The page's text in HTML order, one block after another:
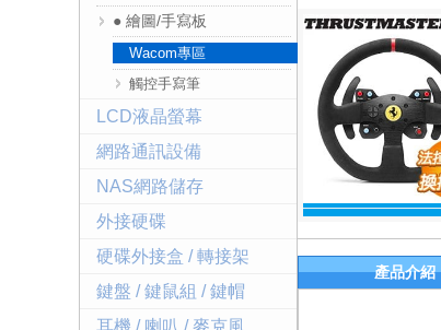
產品介紹
● 繪圖/手寫板
Wacom專區
觸控手寫筆
LCD液晶螢幕
網路通訊設備
NAS網路儲存
外接硬碟
硬碟外接盒 / 轉接架
鍵盤 / 鍵鼠組 / 鍵帽
耳機 / 喇叭 / 麥克風